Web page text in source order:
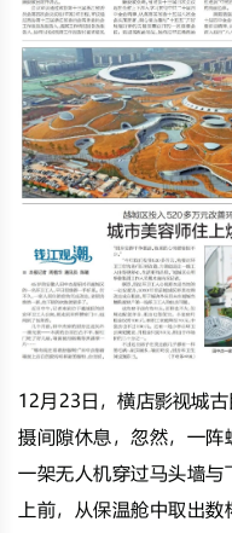
12月23日，横店影视城
摄间隙休息，忽然，一
一架无人机穿过马头墙
上前，从保温舱中取出